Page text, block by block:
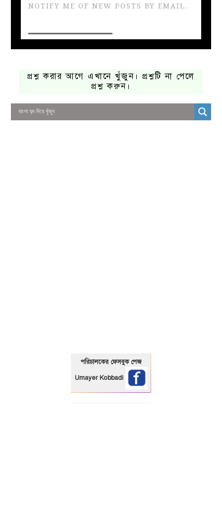
NOTIFY ME OF NEW POSTS BY EMAIL.
প্রশ্ন করার আগে এখানে খুঁজুন। প্রশ্নটি না পেলে
প্রশ্ন করুন।
পরিচালকের ফেসবুক পেজ
Umayer Kobbadi